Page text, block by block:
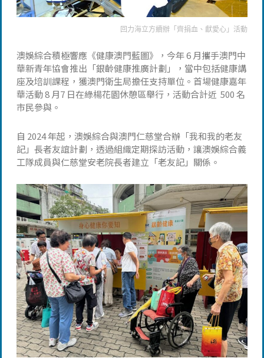
回力海立方續辦「齊捐血、獻愛心」活動
澳娛綜合積極響應《健康澳門藍圖》，今年 6 月攜手澳門中
華新青年協會推出「銀齡健康推廣計劃」，當中包括健康講
座及培訓課程，獲澳門衛生局擔任支持單位。首場健康嘉年
華活動 8 月7 日在綠楊花園休憩區舉行，活動合計近 500 名
市民參與。
自 2024 年起，澳娛綜合與澳門仁慈堂合辦「我和我的老友
記」長者友誼計劃，透過組織定期探訪活動，讓澳娛綜合義
工隊成員與仁慈堂安老院長者建立「老友記」關係。